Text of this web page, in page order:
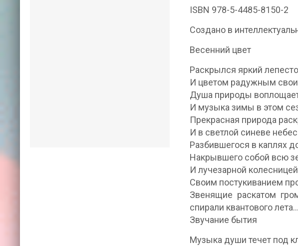
ISBN 978-5-4485-8150-2
Создано в
Весенний цвет
Раскрылся яркий
И цветом радужным
Душа природы
И музыка зимы в этом
Прекрасная природа
И в светлой синеве
Разбившегося в каплях
Накрывшего собой всю
И лучезарной
Своим постукиванием
Звенящие раскатом
спирали квантового лета…
Звучание бытия
Музыка души течет под